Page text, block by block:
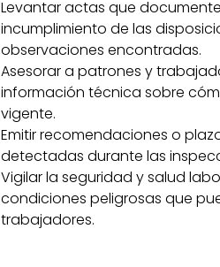
Levantar actas que
incumplimiento de las
observaciones encontradas.
Asesorar a patrones y
información técnica sobre
vigente.
Emitir recomendaciones o
detectadas durante las
Vigilar la seguridad y salud
condiciones peligrosas que
trabajadores.